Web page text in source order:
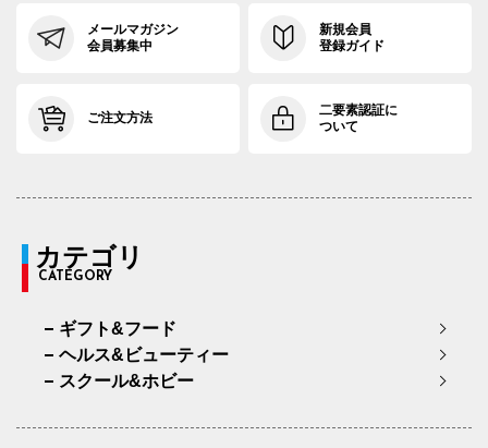
メールマガジン
会員募集中
新規会員
登録ガイド
ご注文方法
二要素認証に
ついて
カテゴリ
CATEGORY
ギフト&フード
ヘルス&ビューティー
スクール&ホビー